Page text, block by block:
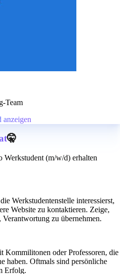
Team
anzeigen
🤫
Werkstudent (m/w/d) erhalten
Werkstudentenstelle interessierst,
Website zu kontaktieren. Zeige,
zu übernehmen.
oder Professoren, die
haben. Oftmals sind persönliche
Erfolg.